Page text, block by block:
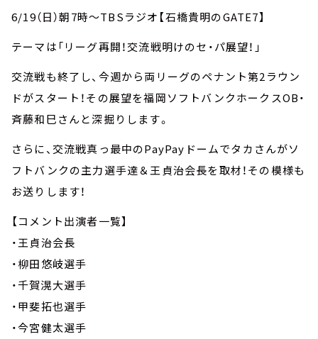
6/19（日）朝7時～TBSラジオ【石橋貴明のGATE7】
テーマは「リーグ再開！交流戦明けのセ・パ展望！」
交流戦も終了し、今週から両リーグのペナント第2ラウン
ドがスタート！その展望を福岡ソフトバンクホークスOB・
斉藤和巳さんと深掘りします。
さらに、交流戦真っ最中のPayPayドームでタカさんがソ
フトバンクの主力選手達＆王貞治会長を取材！その模様も
お送りします！
【コメント出演者一覧】
・王貞治会長
・柳田悠岐選手
・千賀滉大選手
・甲斐拓也選手
・今宮健太選手